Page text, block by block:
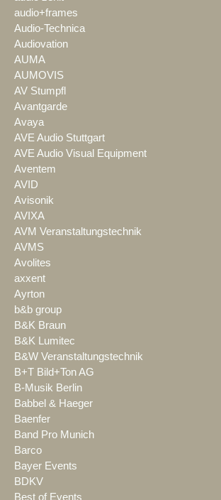
audio+frames
Audio-Technica
Audiovation
AUMA
AUMOVIS
AV Stumpfl
Avantgarde
Avaya
AVE Audio Stuttgart
AVE Audio Visual Equipment
Aventem
AVID
Avisonik
AVIXA
AVM Veranstaltungstechnik
AVMS
Avolites
axxent
Ayrton
b&b group
B&K Braun
B&K Lumitec
B&W Veranstaltungstechnik
B+T Bild+Ton AG
B-Musik Berlin
Babbel & Haeger
Baenfer
Band Pro Munich
Barco
Bayer Events
BDKV
Best of Events